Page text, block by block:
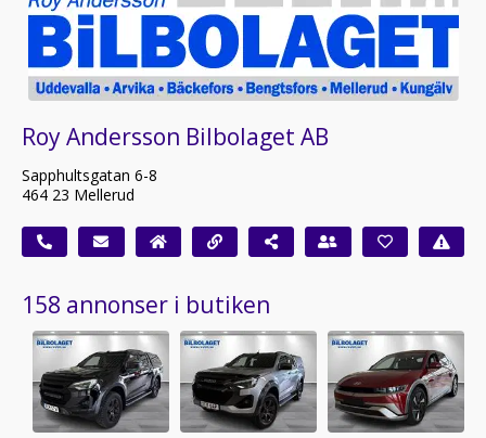
Roy Andersson Bilbolaget AB
Sapphultsgatan 6-8
464 23 Mellerud
158 annonser i butiken